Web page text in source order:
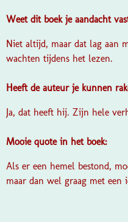
Weet dit boek je aandacht
Niet altijd, maar dat lag aan
wachten tijdens het lezen.
Heeft de auteur je kunnen
Ja, dat heeft hij. Zijn hele
Mooie quote in het boek:
Als er een hemel bestond,
maar dan wel graag met een